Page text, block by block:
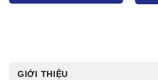
GIỚI THIỆU